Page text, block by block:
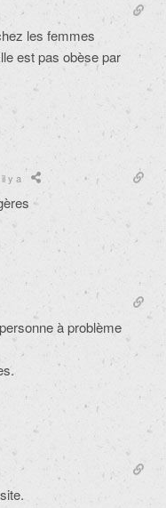
les femmes
est pas obèse par
y a
à problème